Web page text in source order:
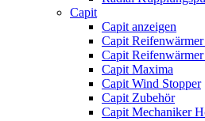
Capit
Capit anzeigen
Capit
Capit
Capit Maxima
Capit Wind Stopper
Capit Zubehör
Capit Mechaniker